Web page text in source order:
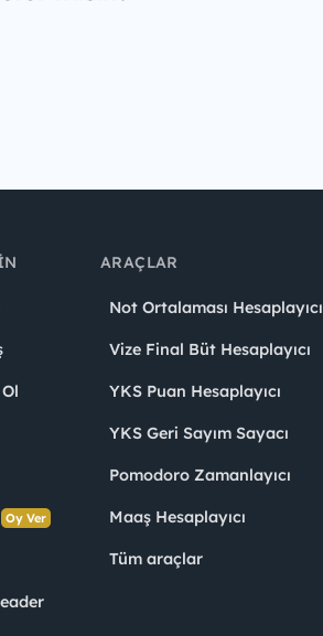
Oy Ver
ARAÇLAR
Not Ortalaması Hesaplayıcı
Vize Final Büt Hesaplayıcı
YKS Puan Hesaplayıcı
YKS Geri Sayım Sayacı
Pomodoro Zamanlayıcı
Maaş Hesaplayıcı
Tüm araçlar